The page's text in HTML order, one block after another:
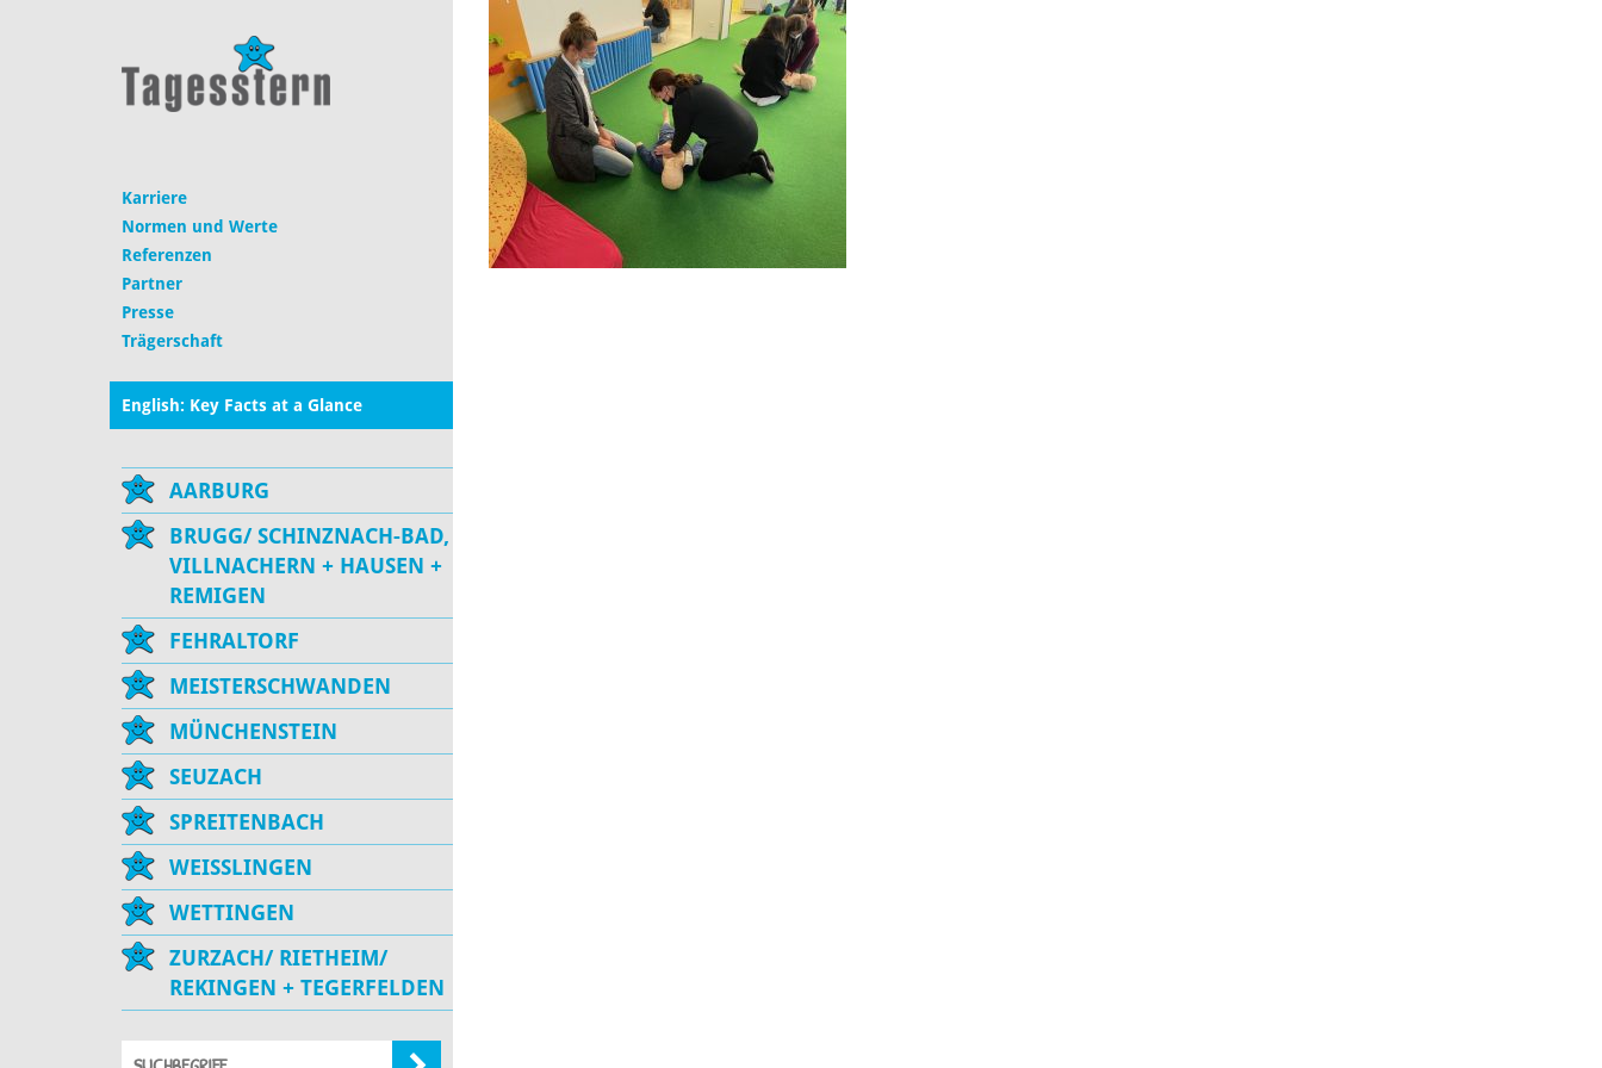
Karriere
Normen und Werte
Referenzen
Partner
Presse
Trägerschaft
English: Key Facts at a Glance
AARBURG
BRUGG/ SCHINZNACH-BAD,
VILLNACHERN + HAUSEN +
REMIGEN
FEHRALTORF
MEISTERSCHWANDEN
MÜNCHENSTEIN
SEUZACH
SPREITENBACH
WEISSLINGEN
WETTINGEN
ZURZACH/ RIETHEIM/
REKINGEN + TEGERFELDEN